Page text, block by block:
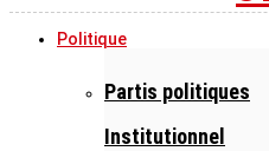
Politique
Partis politiques
Institutionnel